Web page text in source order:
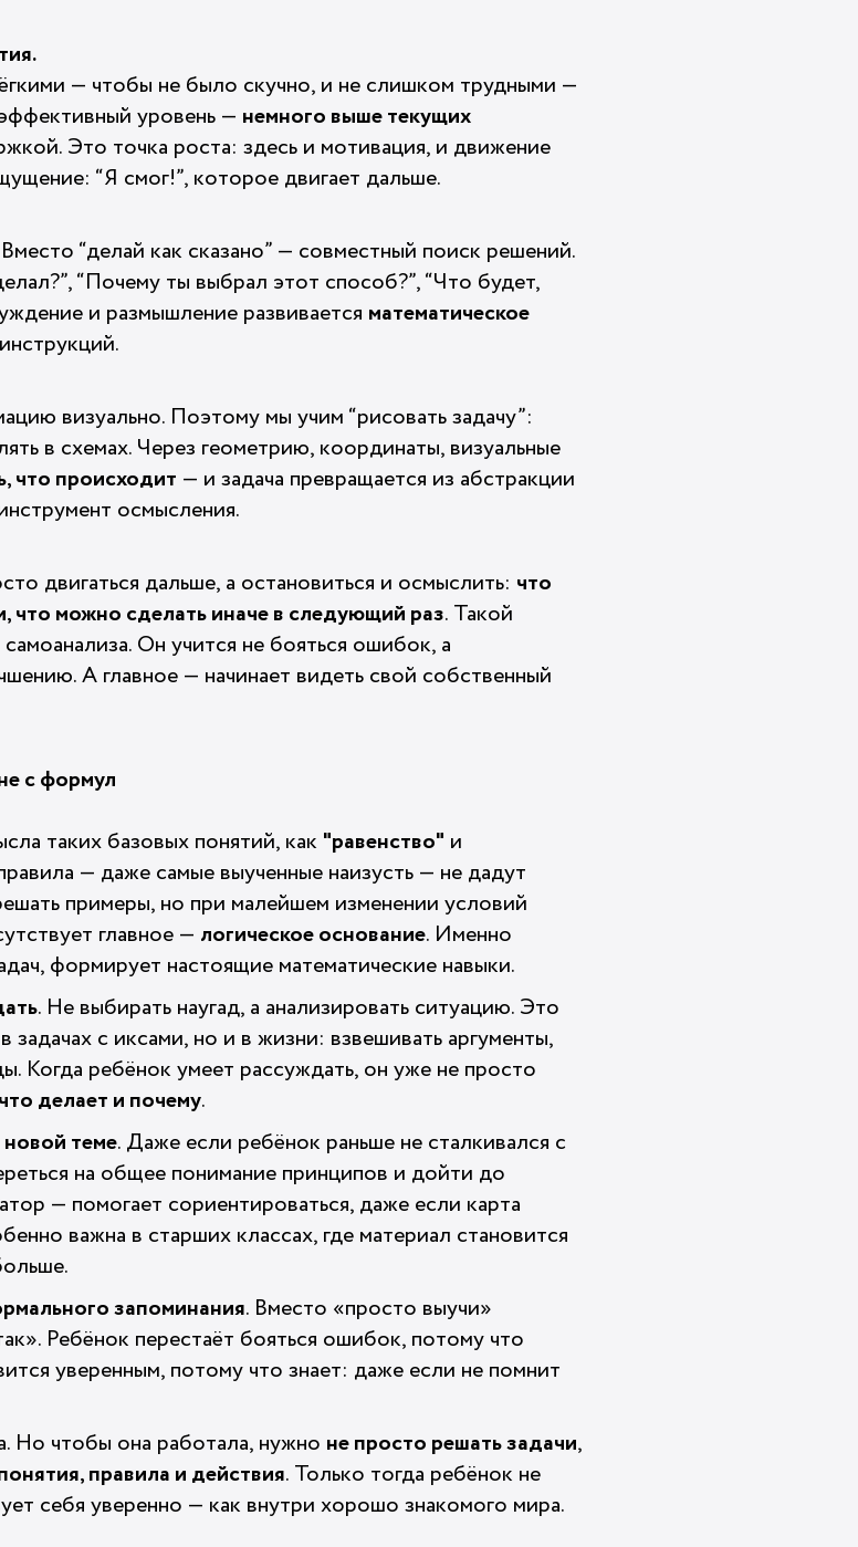
— чтобы не было скучно, и не слишком трудными —
уровень — немного выше текущих
Это точка роста: здесь и мотивация, и движение
“Я смог!”, которое двигает дальше.
“делай как сказано” — совместный поиск решений.
“Почему ты выбрал этот способ?”, “Что будет,
и размышление развивается математическое
визуально. Поэтому мы учим “рисовать задачу”:
в схемах. Через геометрию, координаты, визуальные
что происходит — и задача превращается из абстракции
осмысления.
двигаться дальше, а остановиться и осмыслить: что
что можно сделать иначе в следующий раз. Такой
Он учится не бояться ошибок, а
А главное — начинает видеть свой собственный
с формул
таких базовых понятий, как "равенство" и
— даже самые выученные наизусть — не дадут
примеры, но при малейшем изменении условий
главное — логическое основание. Именно
формирует настоящие математические навыки.
. Не выбирать наугад, а анализировать ситуацию. Это
с иксами, но и в жизни: взвешивать аргументы,
Когда ребёнок умеет рассуждать, он уже не просто
делает и почему.
теме. Даже если ребёнок раньше не сталкивался с
на общее понимание принципов и дойти до
— помогает сориентироваться, даже если карта
важна в старших классах, где материал становится
запоминания. Вместо «просто выучи»
Ребёнок перестаёт бояться ошибок, потому что
уверенным, потому что знает: даже если не помнит
Но чтобы она работала, нужно не просто решать задачи,
правила и действия. Только тогда ребёнок не
себя уверенно — как внутри хорошо знакомого мира.